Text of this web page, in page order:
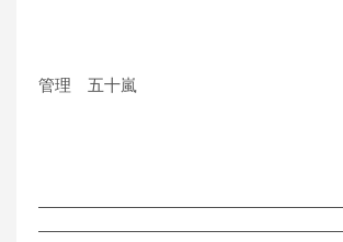
管理 五十嵐